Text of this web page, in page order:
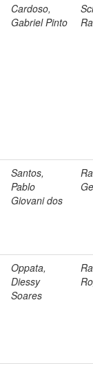
Cardoso,
Gabriel Pinto
Santos,
Pablo
Giovani dos
Oppata,
Diessy
Soares